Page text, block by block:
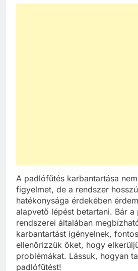
A padlófűtés karbantartása
figyelmet, de a rendszer
hatékonysága érdekében
alapvető lépést betartani. Bár a
rendszerei általában
karbantartást igényelnek,
ellenőrizzük őket, hogy
problémákat. Lássuk, hogyan
padlófűtést!